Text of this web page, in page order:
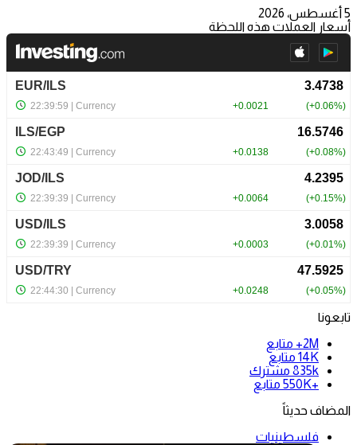
5 أغسطس، 2026
أسعار العملات هذه اللحظة
تابعونا
2M+
متابع
14K متابع
835k مشترك
+550K
متابع
المضاف حديثاً
فلسطينيات